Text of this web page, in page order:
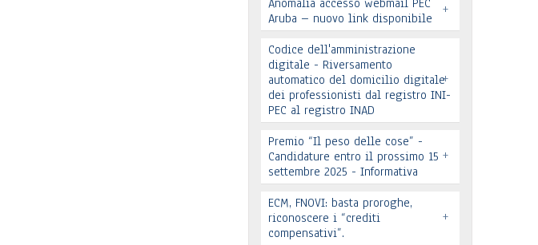
Anomalia accesso webmail PEC
Aruba – nuovo link disponibile
+
Leggi tutto
Codice dell'amministrazione
digitale - Riversamento
automatico del domicilio digitale
dei professionisti dal registro INI-
PEC al registro INAD
+
Leggi tutto
Premio “Il peso delle cose” -
Candidature entro il prossimo 15
settembre 2025 - Informativa
+
Premio “Il peso delle cose” -
Candidature
ECM, FNOVI: basta proroghe,
riconoscere i “crediti
compensativi”.
+